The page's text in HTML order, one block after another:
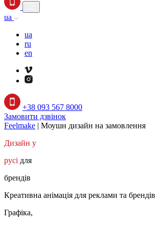
ua
ua
ru
en
+38 093 567 8000
Замовити дзвінок
Feelmake | Моушн дизайн на замовлення
Дизайн у
русі для
брендів
Креативна анімація для реклами та брендів
Графіка,